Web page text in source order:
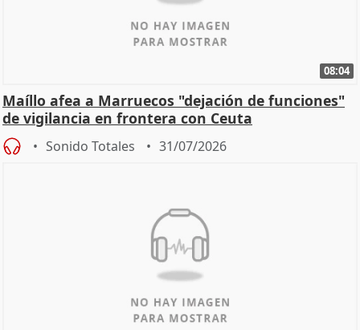
08:04
Maíllo afea a Marruecos "dejación de funciones"
de vigilancia en frontera con Ceuta
Sonido Totales 31/07/2026